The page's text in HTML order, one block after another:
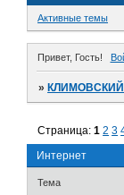
Активные темы
Привет, Гость!
»
Интернет
Страница:1 2 3
Тема